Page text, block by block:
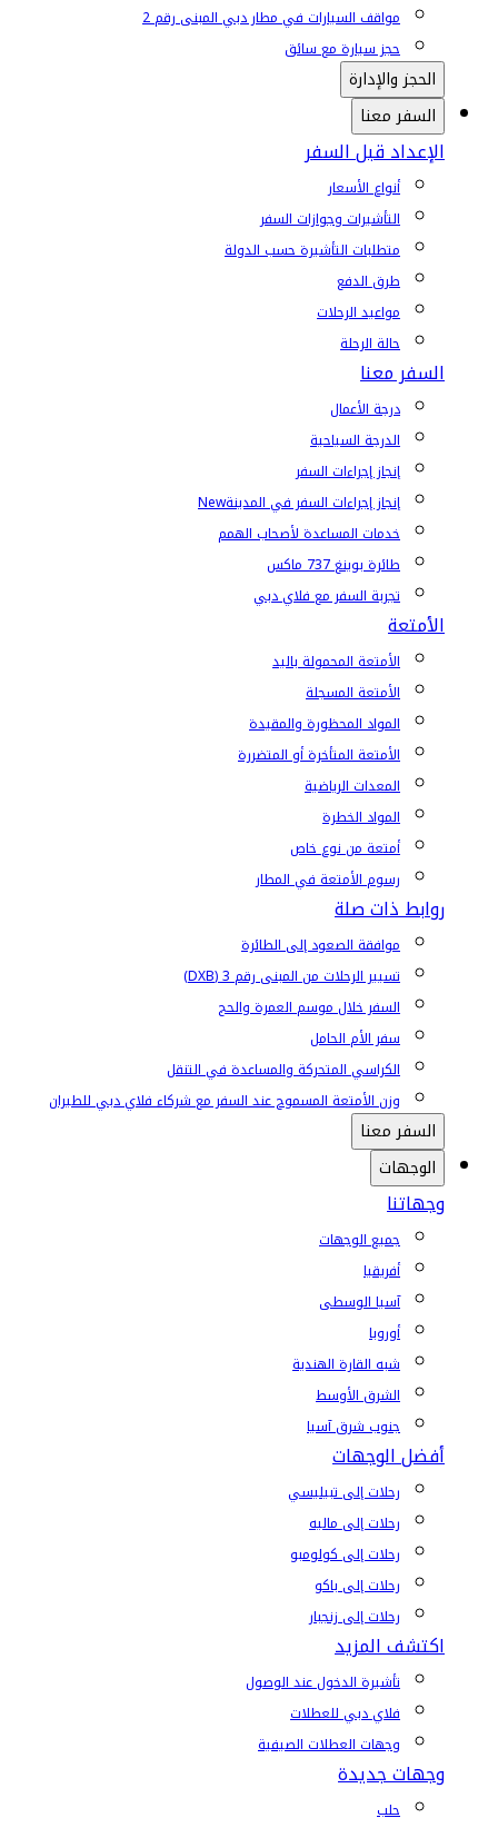
مواقف السيارات في مطار دبي المبنى رقم 2
حجز سيارة مع سائق
الحجز والإدارة
السفر معنا
الإعداد قبل السفر
أنواع الأسعار
التأشيرات وجوازات السفر
متطلبات التأشيرة حسب الدولة
طرق الدفع
مواعيد الرحلات
حالة الرحلة
السفر معنا
درجة الأعمال
الدرجة السياحية
إنجاز إجراءات السفر
إنجاز إجراءات السفر في المدينةNew
خدمات المساعدة لأصحاب الهمم
طائرة بوينغ 737 ماكس
تجربة السفر مع فلاي دبي
الأمتعة
الأمتعة المحمولة باليد
الأمتعة المسجلة
المواد المحظورة والمقيدة
الأمتعة المتأخرة أو المتضررة
المعدات الرياضية
المواد الخطرة
أمتعة من نوع خاص
رسوم الأمتعة في المطار
روابط ذات صلة
موافقة الصعود إلى الطائرة
تسيير الرحلات من المبنى رقم 3 (DXB)
السفر خلال موسم العمرة والحج
سفر الأم الحامل
الكراسي المتحركة والمساعدة في التنقل
وزن الأمتعة المسموح عند السفر مع شركاء فلاي دبي للطيران
السفر معنا
الوجهات
وجهاتنا
جميع الوجهات
أفريقيا
آسيا الوسطى
أوروبا
شبه القارة الهندية
الشرق الأوسط
جنوب شرق آسيا
أفضل الوجهات
رحلات إلى تبيليسي
رحلات إلى ماليه
رحلات إلى كولومبو
رحلات إلى باكو
رحلات إلى زنجبار
اكتشف المزيد
تأشيرة الدخول عند الوصول
فلاي دبي للعطلات
وجهات العطلات الصيفية
وجهات جديدة
حلب